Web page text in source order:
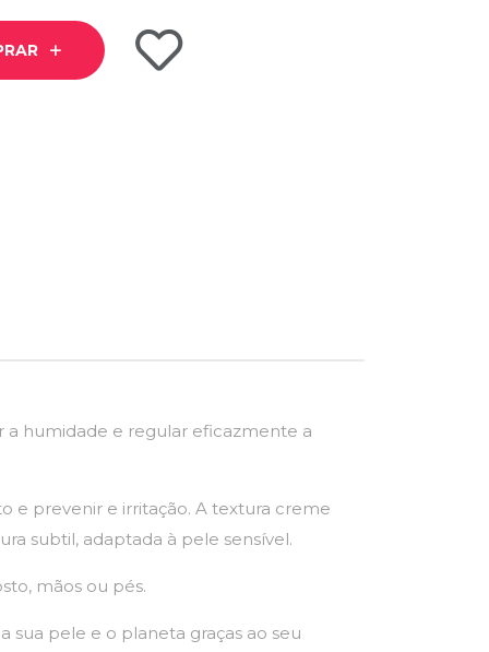
a humidade e regular eficazmente a
e prevenir e irritação. A textura creme
subtil, adaptada à pele sensível.
mãos ou pés.
pele e o planeta graças ao seu